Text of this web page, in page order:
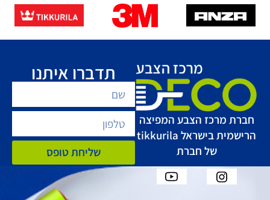
תדברו איתנו
שליחת טופס
חברת מרכז הצבע המפיצה
הרישמית בישראל tikkurila
של חברת